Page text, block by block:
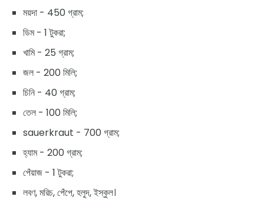
ময়দা - 450 গ্রাম;
ডিম - 1 টুকরা;
খামি - 25 গ্রাম;
জল - 200 মিলি;
চিনি - 40 গ্রাম;
তেল - 100 মিলি;
sauerkraut - 700 গ্রাম;
হ্যাম - 200 গ্রাম;
পেঁয়াজ - 1 টুকরা;
লবণ, মরিচ, পেঁপে, হলুদ, ইস্কুল।